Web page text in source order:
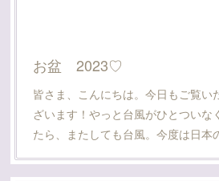
お盆 2023♡
皆さま、こんにちは。今日もご覧い
ざいます！やっと台風がひとついな
たら、またしても台風。今度は日